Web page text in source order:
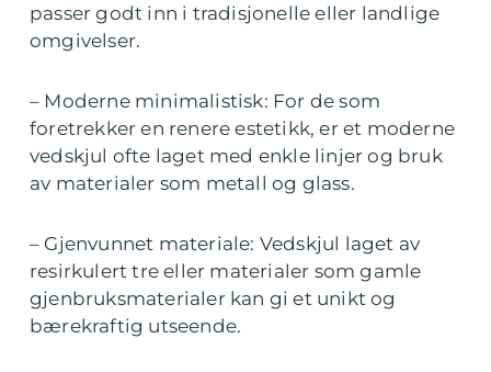
passer godt inn i tradisjonelle eller landlige
omgivelser.
– Moderne minimalistisk: For de som
foretrekker en renere estetikk, er et moderne
vedskjul ofte laget med enkle linjer og bruk
av materialer som metall og glass.
– Gjenvunnet materiale: Vedskjul laget av
resirkulert tre eller materialer som gamle
gjenbruksmaterialer kan gi et unikt og
bærekraftig utseende.